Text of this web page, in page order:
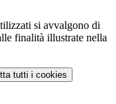
si avvalgono di
finalità illustrate nella
tutti i cookies